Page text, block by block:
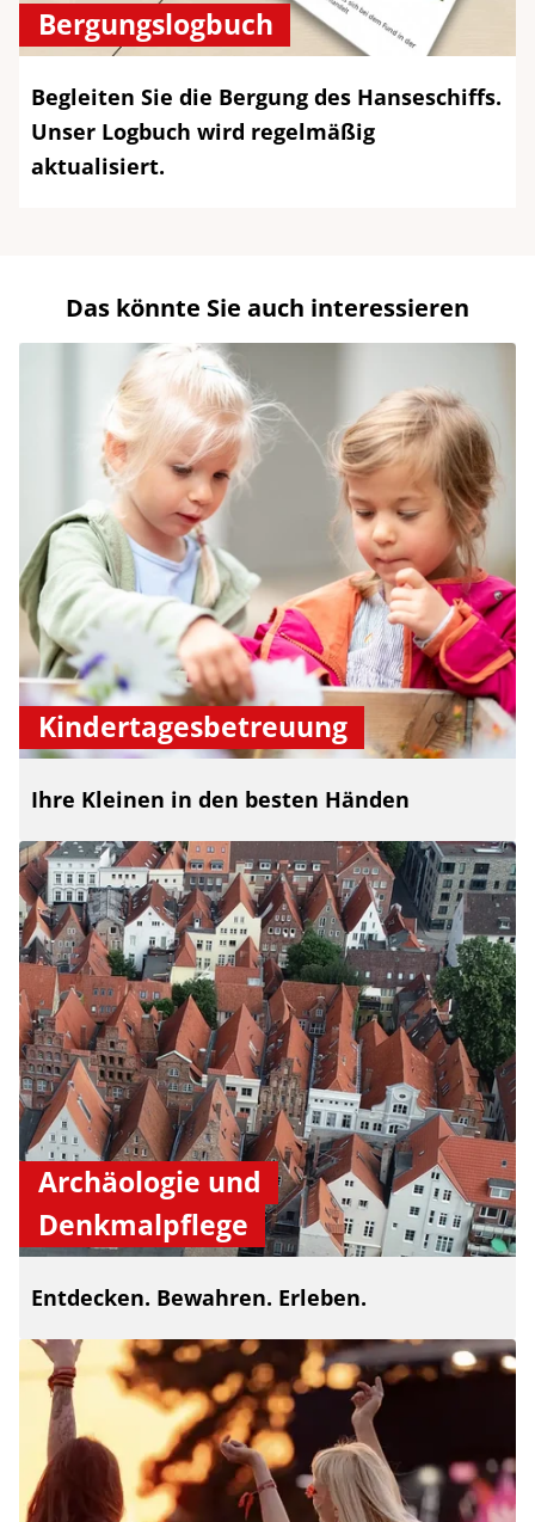
Bergungslogbuch
Begleiten Sie die Bergung des Hanseschiffs.
Unser Logbuch wird regelmäßig
aktualisiert.
Das könnte Sie auch interessieren
Kindertagesbetreuung
Ihre Kleinen in den besten Händen
Archäologie und
Denkmalpflege
Entdecken. Bewahren. Erleben.